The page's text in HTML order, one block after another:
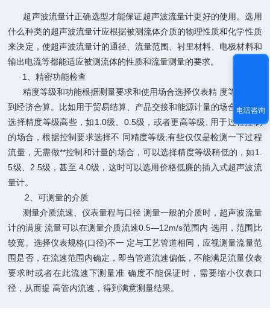
超声波流量计正确选型才能保证超声波流量计更好的使用。选用
什么种类的超声波流量计应根据被测流体介质的物理性质和化学性质
来决定，使超声波流量计的通径、流量范围、衬里材料、电极材料和
输出电流等都能适应被测流体的性质和流量测量的要求。
1、精密功能检查
精度等级和功能根据测量要求和使用场合选择仪表精 度等级，做
到经济合算。比如用于贸易结算、产品交接和能源计量的场合，应该
选择精度等级高些，如1.0级、0.5级，或者更高等级; 用于过程控制
的场合，根据控制要求选择不 同精度等级;有些仅仅是检测一下过程
流量，无需做**控制和计量的场合，可以选择精度等级稍低的，如1.
5级、2.5级，甚至 4.0级，这时可以选用价格低廉的插入式超声波流
量计。
2、可测量的介质
测量介质流速、仪表量程与口径 测量一般的介质时，超声波流量
计的满度 流量可以在测量介质流速0.5—12m/s范围内 选用，范围比
较宽。选择仪表规格(口径)不一 定与工艺管道相同，应视测量流量范
围是否，在流速范围内确定，即当管道流速偏低，不能满足流量仪表
要求时或者在此流速下测量准 确度不能保证时，需要缩小仪表口
径，从而提 高管内流速，得到满意测量结果。
电话咨询